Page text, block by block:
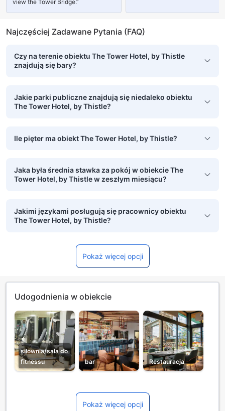
Środki ochrony/bezpieczeństwa
view the Tower Bridge.”
Najczęściej Zadawane Pytania (FAQ)
Czy na terenie obiektu The Tower Hotel, by Thistle
znajdują się bary?
Jakie parki publiczne znajdują się niedaleko obiektu
The Tower Hotel, by Thistle?
Ile pięter ma obiekt The Tower Hotel, by Thistle?
Jaka była średnia stawka za pokój w obiekcie The
Tower Hotel, by Thistle w zeszłym miesiącu?
Jakimi językami posługują się pracownicy obiektu
The Tower Hotel, by Thistle?
Pokaż więcej opcji
Udogodnienia w obiekcie
siłownia/sala do
fitnessu
bar Restauracja
Pokaż więcej opcji